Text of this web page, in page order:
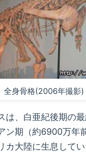
全身骨格(2006年撮影)
は、白亜紀後期の
ン期（約6900万年
カ大陸に生息して